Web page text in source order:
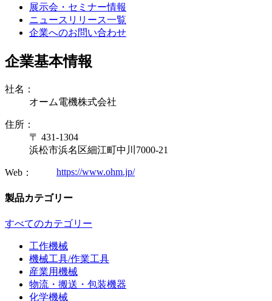
展示会・セミナー情報
ニュースリリース一覧
企業へのお問い合わせ
企業基本情報
社名：
オーム電機株式会社
住所：
〒 431-1304
浜松市浜名区細江町中川7000-21
Web： https://www.ohm.jp/
製品カテゴリー
すべてのカテゴリー
工作機械
機械工具/作業工具
産業用機械
物流・搬送・包装機器
化学機械